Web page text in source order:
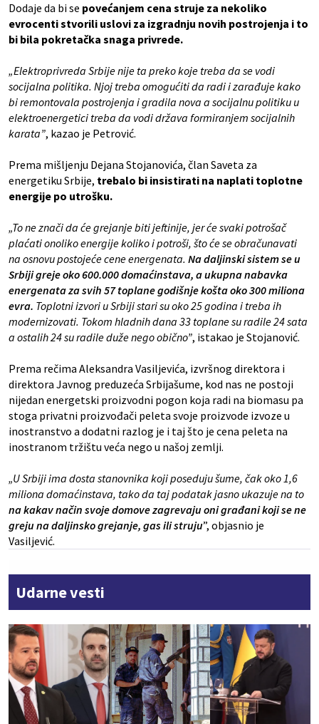
Dodaje da bi se povećanjem cena struje za nekoliko
evrocenti stvorili uslovi za izgradnju novih postrojenja i to
bi bila pokretačka snaga privrede.
„Elektroprivreda Srbije nije ta preko koje treba da se vodi
socijalna politika. Njoj treba omogućiti da radi i zarađuje kako
bi remontovala postrojenja i gradila nova a socijalnu politiku u
elektroenergetici treba da vodi država formiranjem socijalnih
karata”, kazao je Petrović.
Prema mišljenju Dejana Stojanovića, član Saveta za
energetiku Srbije, trebalo bi insistirati na naplati toplotne
energije po utrošku.
„To ne znači da će grejanje biti jeftinije, jer će svaki potrošač
plaćati onoliko energije koliko i potroši, što će se obračunavati
na osnovu postojeće cene energenata. Na daljinski sistem se u
Srbiji greje oko 600.000 domaćinstava, a ukupna nabavka
energenata za svih 57 toplane godišnje košta oko 300 miliona
evra. Toplotni izvori u Srbiji stari su oko 25 godina i treba ih
modernizovati. Tokom hladnih dana 33 toplane su radile 24 sata
a ostalih 24 su radile duže nego obično”, istakao je Stojanović.
Prema rečima Aleksandra Vasiljevića, izvršnog direktora i
direktora Javnog preduzeća Srbijašume, kod nas ne postoji
nijedan energetski proizvodni pogon koja radi na biomasu pa
stoga privatni proizvođači peleta svoje proizvode izvoze u
inostranstvo a dodatni razlog je i taj što je cena peleta na
inostranom tržištu veća nego u našoj zemlji.
„U Srbiji ima dosta stanovnika koji poseduju šume, čak oko 1,6
miliona domaćinstava, tako da taj podatak jasno ukazuje na to
na kakav način svoje domove zagrevaju oni građani koji se ne
greju na daljinsko grejanje, gas ili struju”, objasnio je
Vasiljević.
Udarne vesti